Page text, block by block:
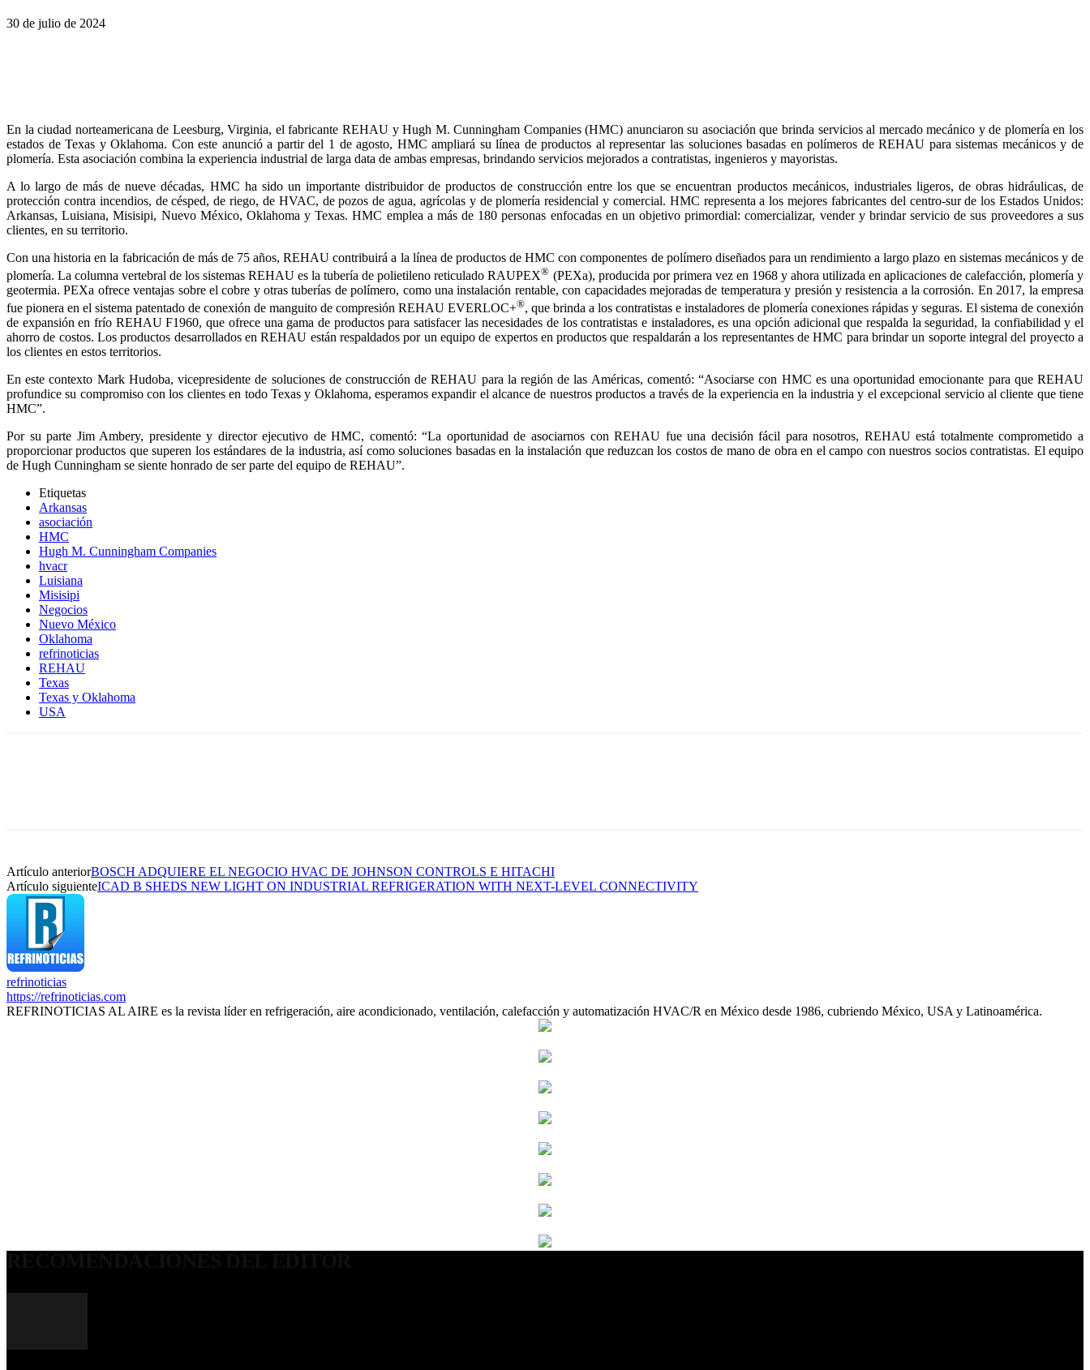
30 de julio de 2024
En la ciudad norteamericana de Leesburg, Virginia, el fabricante REHAU y Hugh M. Cunningham Companies (HMC) anunciaron su asociación que brinda servicios al mercado mecánico y de plomería en los
estados de Texas y Oklahoma. Con este anunció a partir del 1 de agosto, HMC ampliará su línea de productos al representar las soluciones basadas en polímeros de REHAU para sistemas mecánicos y de
plomería. Esta asociación combina la experiencia industrial de larga data de ambas empresas, brindando servicios mejorados a contratistas, ingenieros y mayoristas.
A lo largo de más de nueve décadas, HMC ha sido un importante distribuidor de productos de construcción entre los que se encuentran productos mecánicos, industriales ligeros, de obras hidráulicas, de
protección contra incendios, de césped, de riego, de HVAC, de pozos de agua, agrícolas y de plomería residencial y comercial. HMC representa a los mejores fabricantes del centro-sur de los Estados Unidos:
Arkansas, Luisiana, Misisipi, Nuevo México, Oklahoma y Texas. HMC emplea a más de 180 personas enfocadas en un objetivo primordial: comercializar, vender y brindar servicio de sus proveedores a sus
clientes, en su territorio.
Con una historia en la fabricación de más de 75 años, REHAU contribuirá a la línea de productos de HMC con componentes de polímero diseñados para un rendimiento a largo plazo en sistemas mecánicos y de
plomería. La columna vertebral de los sistemas REHAU es la tubería de polietileno reticulado RAUPEX® (PEXa), producida por primera vez en 1968 y ahora utilizada en aplicaciones de calefacción, plomería y
geotermia. PEXa ofrece ventajas sobre el cobre y otras tuberías de polímero, como una instalación rentable, con capacidades mejoradas de temperatura y presión y resistencia a la corrosión. En 2017, la empresa
fue pionera en el sistema patentado de conexión de manguito de compresión REHAU EVERLOC+®, que brinda a los contratistas e instaladores de plomería conexiones rápidas y seguras. El sistema de conexión
de expansión en frío REHAU F1960, que ofrece una gama de productos para satisfacer las necesidades de los contratistas e instaladores, es una opción adicional que respalda la seguridad, la confiabilidad y el
ahorro de costos. Los productos desarrollados en REHAU están respaldados por un equipo de expertos en productos que respaldarán a los representantes de HMC para brindar un soporte integral del proyecto a
los clientes en estos territorios.
En este contexto Mark Hudoba, vicepresidente de soluciones de construcción de REHAU para la región de las Américas, comentó: “Asociarse con HMC es una oportunidad emocionante para que REHAU
profundice su compromiso con los clientes en todo Texas y Oklahoma, esperamos expandir el alcance de nuestros productos a través de la experiencia en la industria y el excepcional servicio al cliente que tiene
HMC”.
Por su parte Jim Ambery, presidente y director ejecutivo de HMC, comentó: “La oportunidad de asociarnos con REHAU fue una decisión fácil para nosotros, REHAU está totalmente comprometido a
proporcionar productos que superen los estándares de la industria, así como soluciones basadas en la instalación que reduzcan los costos de mano de obra en el campo con nuestros socios contratistas. El equipo
de Hugh Cunningham se siente honrado de ser parte del equipo de REHAU”.
Etiquetas
Arkansas
asociación
HMC
Hugh M. Cunningham Companies
hvacr
Luisiana
Misisipi
Negocios
Nuevo México
Oklahoma
refrinoticias
REHAU
Texas
Texas y Oklahoma
USA
Artículo anteriorBOSCH ADQUIERE EL NEGOCIO HVAC DE JOHNSON CONTROLS E HITACHI
Artículo siguienteICAD B SHEDS NEW LIGHT ON INDUSTRIAL REFRIGERATION WITH NEXT-LEVEL CONNECTIVITY
refrinoticias
https://refrinoticias.com
REFRINOTICIAS AL AIRE es la revista líder en refrigeración, aire acondicionado, ventilación, calefacción y automatización HVAC/R en México desde 1986, cubriendo México, USA y Latinoamérica.